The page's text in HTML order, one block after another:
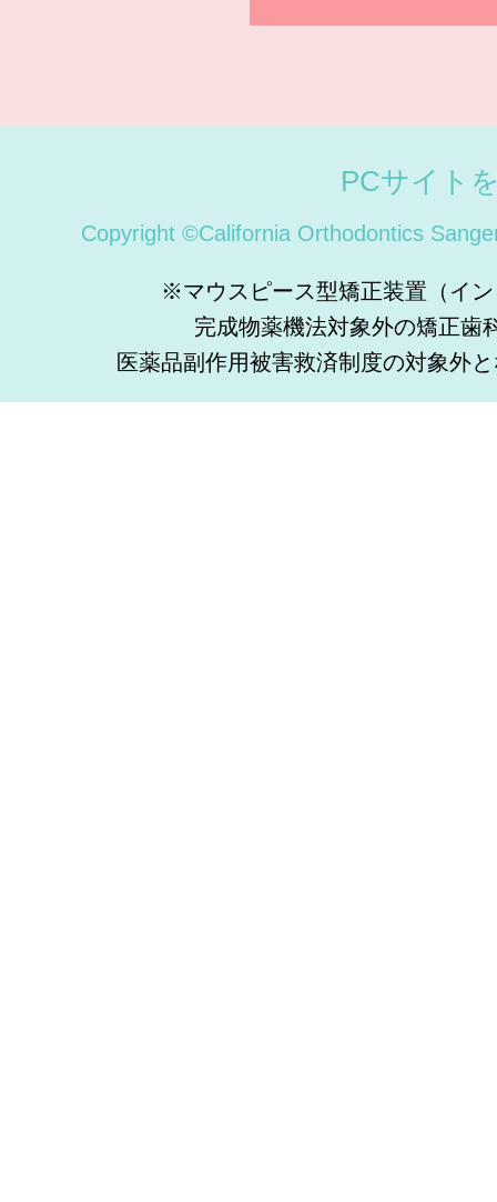
PCサイト
Copyright ©California Orthodontics
※マウスピース型矯正装置（イ
完成物薬機法対象外の矯正歯
医薬品副作用被害救済制度の対象外